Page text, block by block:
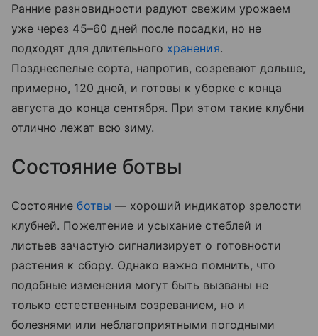
Ранние разновидности радуют свежим урожаем
уже через 45–60 дней после посадки, но не
подходят для длительного хранения.
Позднеспелые сорта, напротив, созревают дольше,
примерно, 120 дней, и готовы к уборке с конца
августа до конца сентября. При этом такие клубни
отлично лежат всю зиму.
Состояние ботвы
Состояниеботвы — хороший индикатор зрелости
клубней. Пожелтение и усыхание стеблей и
листьев зачастую сигнализирует о готовности
растения к сбору. Однако важно помнить, что
подобные изменения могут быть вызваны не
только естественным созреванием, но и
болезнями или неблагоприятными погодными